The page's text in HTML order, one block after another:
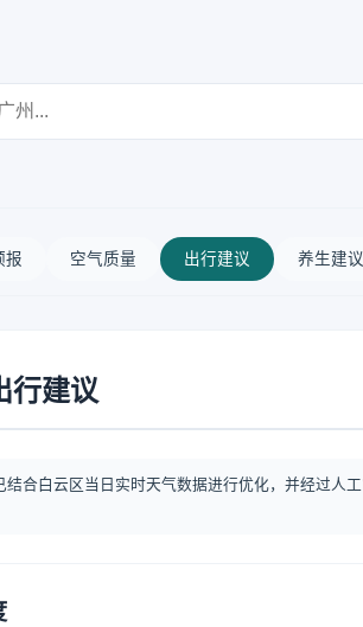
报 空气质量 出行建议 养生建议
行建议
合白云区当日实时天气数据进行优化，并经过人